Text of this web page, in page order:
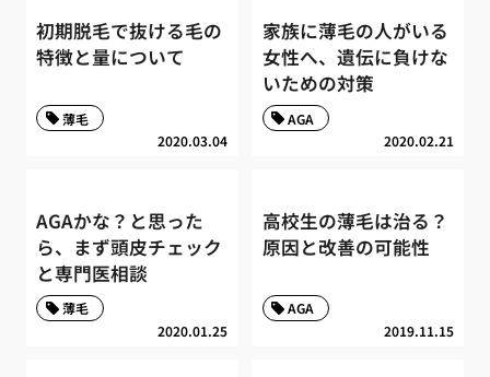
初期脱毛で抜ける毛の
特徴と量について
2020.03.04
薄毛
家族に薄毛の人がいる
女性へ、遺伝に負けな
いための対策
2020.02.21
AGA
AGAかな？と思った
ら、まず頭皮チェック
と専門医相談
2020.01.25
薄毛
高校生の薄毛は治る？
原因と改善の可能性
2019.11.15
AGA